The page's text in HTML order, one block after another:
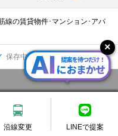
沿線変更 LINEで提案
線の賃貸物件･マンション･アパ
保存中の条件
通勤通学時間から